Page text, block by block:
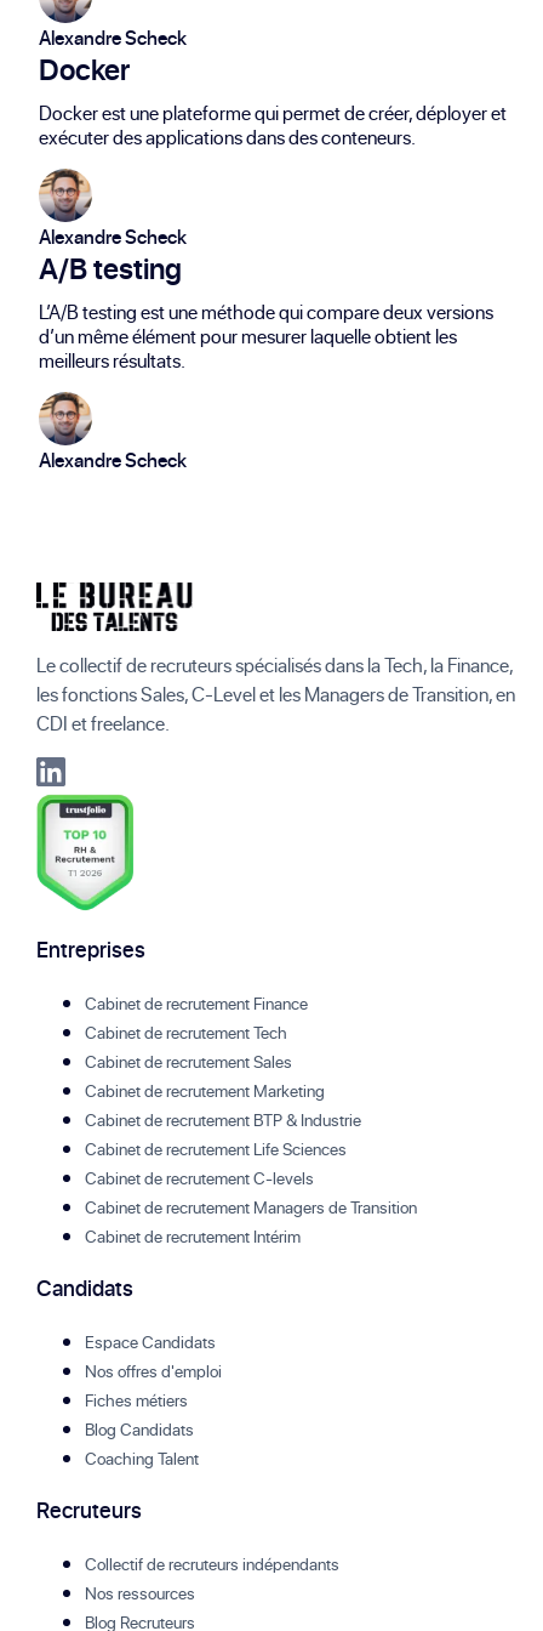
Alexandre Scheck
Docker
Docker est une plateforme qui permet de créer, déployer et
exécuter des applications dans des conteneurs.
Alexandre Scheck
A/B testing
L’A/B testing est une méthode qui compare deux versions
d’un même élément pour mesurer laquelle obtient les
meilleurs résultats.
Alexandre Scheck
Le collectif de recruteurs spécialisés dans la Tech, la Finance,
les fonctions Sales, C-Level et les Managers de Transition, en
CDI et freelance.
Entreprises
Cabinet de recrutement Finance
Cabinet de recrutement Tech
Cabinet de recrutement Sales
Cabinet de recrutement Marketing
Cabinet de recrutement BTP & Industrie
Cabinet de recrutement Life Sciences
Cabinet de recrutement C-levels
Cabinet de recrutement Managers de Transition
Cabinet de recrutement Intérim
Candidats
Espace Candidats
Nos offres d'emploi
Fiches métiers
Blog Candidats
Coaching Talent
Recruteurs
Collectif de recruteurs indépendants
Nos ressources
Blog Recruteurs